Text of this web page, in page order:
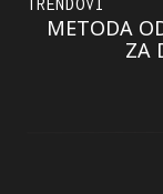
METODA
ZA